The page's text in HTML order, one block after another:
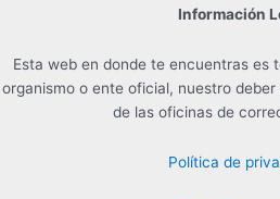
Información
Esta web en donde te encuentras es
organismo o ente oficial, nuestro
de las oficinas de
Política de